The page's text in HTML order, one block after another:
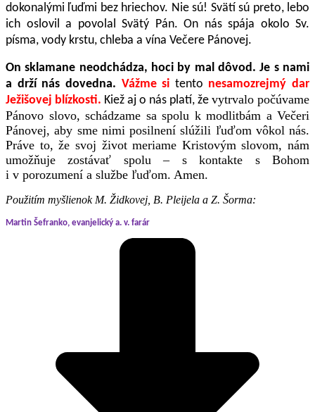
dokonalými ľuďmi bez hriechov. Nie sú! Svätí sú preto, lebo
ich oslovil a povolal Svätý Pán. On nás spája okolo Sv.
písma, vody krstu, chleba a vína Večere Pánovej.
On sklamane neodchádza, hoci by mal dôvod. Je s nami
a drží nás dovedna. Vážme si tento nesamozrejmý dar
Ježišovej blízkosti. Kiež aj o nás platí, že vytrvalo počúvame
Pánovo slovo, schádzame sa spolu k modlitbám a Večeri
Pánovej, aby sme nimi posilnení slúžili ľuďom vôkol nás.
Práve to, že svoj život meriame Kristovým slovom, nám
umožňuje zostávať spolu – s kontakte s Bohom
i v porozumení a službe ľuďom. Amen.
Použitím myšlienok M. Židkovej, B. Pleijela a Z. Šorma:
Martin Šefranko, evanjelický a. v. farár